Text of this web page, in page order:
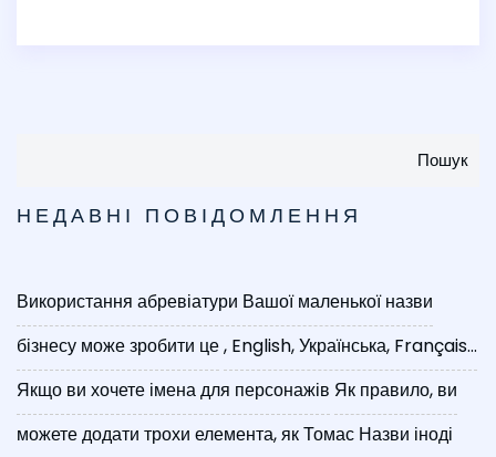
Пошук
НЕДАВНІ ПОВІДОМЛЕННЯ
Використання абревіатури Вашої маленької назви
бізнесу може зробити це, English, Українська, Français...
Якщо ви хочете імена для персонажів Як правило, ви
можете додати трохи елемента, як Томас Назви іноді